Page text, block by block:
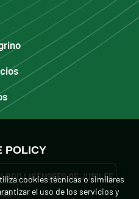
LICENSEES OF JUBILEE
POLICY
cookies técnicas o similares
el uso de los servicios y